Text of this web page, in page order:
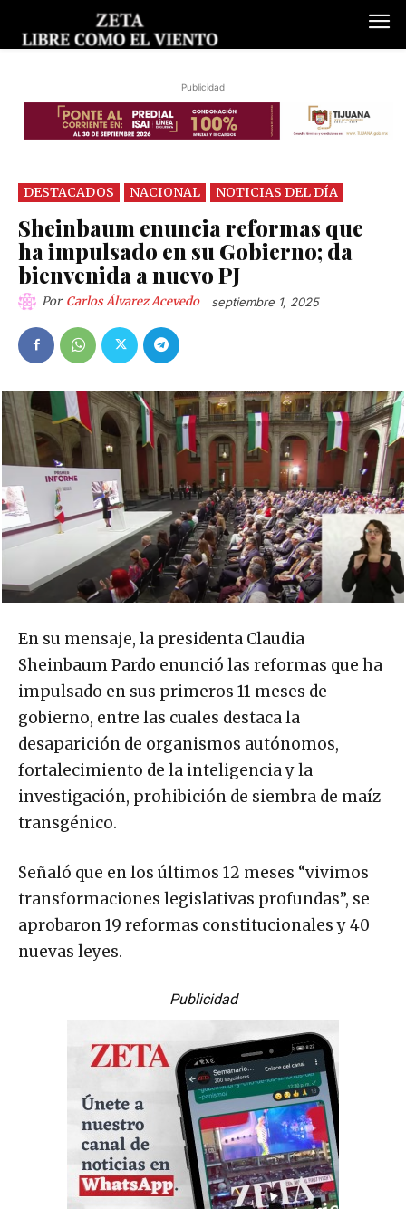
Publicidad
DESTACADOS NACIONAL NOTICIAS DEL DÍA
Sheinbaum enuncia reformas que
ha impulsado en su Gobierno; da
bienvenida a nuevo PJ
Por Carlos Álvarez Acevedo septiembre 1, 2025
En su mensaje, la presidenta Claudia
Sheinbaum Pardo enunció las reformas que ha
impulsado en sus primeros 11 meses de
gobierno, entre las cuales destaca la
desaparición de organismos autónomos,
fortalecimiento de la inteligencia y la
investigación, prohibición de siembra de maíz
transgénico.
Señaló que en los últimos 12 meses “vivimos
transformaciones legislativas profundas”, se
aprobaron 19 reformas constitucionales y 40
nuevas leyes.
Publicidad